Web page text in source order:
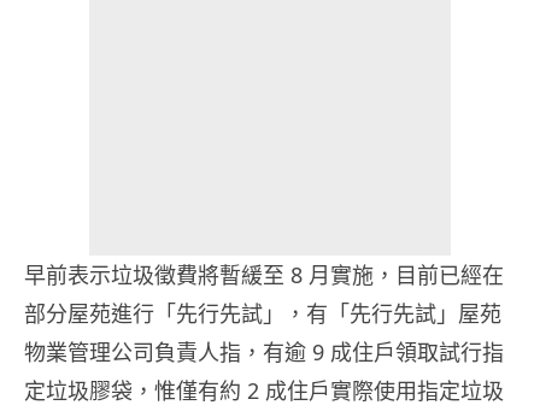
早前表示垃圾徵費將暫緩至 8 月實施，目前已經在
部分屋苑進行「先行先試」，有「先行先試」屋苑
物業管理公司負責人指，有逾 9 成住戶領取試行指
定垃圾膠袋，惟僅有約 2 成住戶實際使用指定垃圾